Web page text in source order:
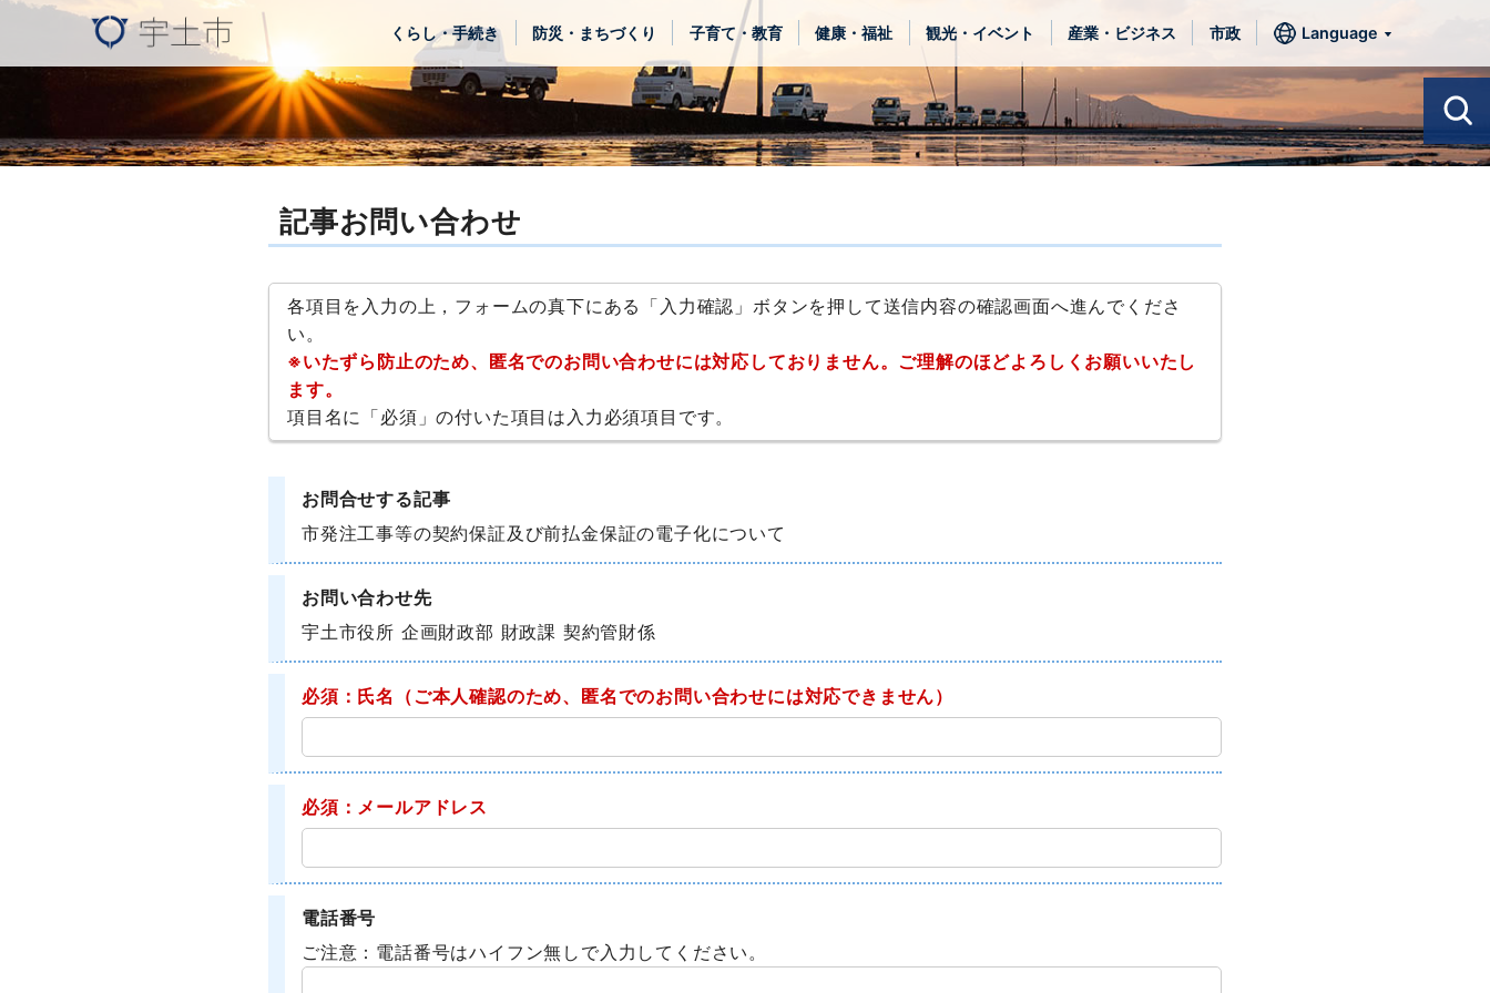
くらし・手続き 防災・まちづくり 子育て・教育 健康・福祉 観光・イベント 産業・ビジネス 市政 Language
記事お問い合わせ
各項目を入力の上，フォームの真下にある「入力確認」ボタンを押して送信内容の確認画面へ進んでくださ
い。
※いたずら防止のため、匿名でのお問い合わせには対応しておりません。ご理解のほどよろしくお願いいたし
ます。
項目名に「必須」の付いた項目は入力必須項目です。
お問合せする記事
市発注工事等の契約保証及び前払金保証の電子化について
お問い合わせ先
宇土市役所 企画財政部 財政課 契約管財係
必須：氏名 （ご本人確認のため、匿名でのお問い合わせには対応できません）
必須：メールアドレス
電話番号
ご注意：電話番号はハイフン無しで入力してください。